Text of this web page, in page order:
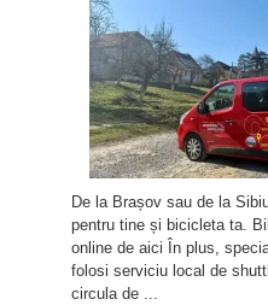
De la Brașov sau de la
pentru tine și bicicleta ta.
online de aici În plus,
folosi serviciu local de
circula de ...